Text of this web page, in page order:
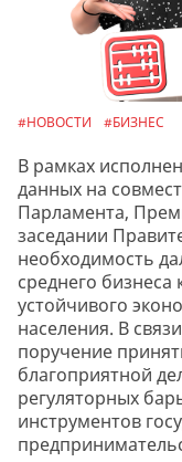
#НОВОСТИ #БИЗНЕС
В рамках
данных на
Парламента,
заседании
необходимость
среднего
устойчивого
населения. В
поручение
благоприятной
регуляторных
инструментов